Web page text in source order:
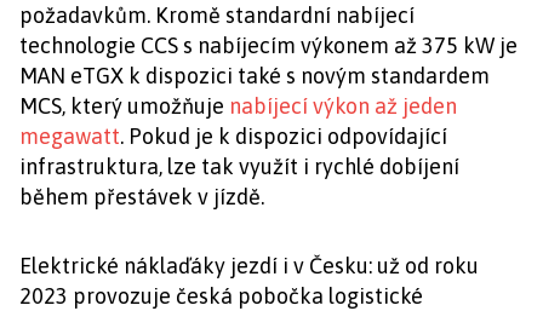
požadavkům. Kromě standardní nabíjecí
technologie CCS s nabíjecím výkonem až 375 kW je
MAN eTGX k dispozici také s novým standardem
MCS, který umožňuje nabíjecí výkon až jeden
megawatt. Pokud je k dispozici odpovídající
infrastruktura, lze tak využít i rychlé dobíjení
během přestávek v jízdě.
Elektrické náklaďáky jezdí i v Česku: už od roku
2023 provozuje česká pobočka logistické